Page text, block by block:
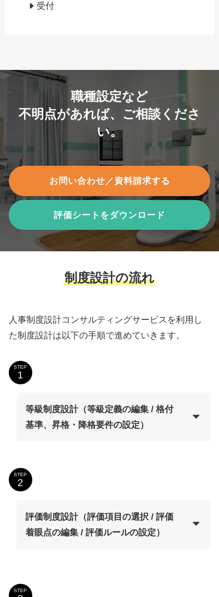
受付
職種設定など
不明点があれば、ご相談くださ
い。
お問い合わせ／資料請求する
評価シートをダウンロード
制度設計の流れ
人事制度設計コンサルティングサービスを利用し
た制度設計は以下の手順で進めていきます。
STEP
等級制度設計（等級定義の編集 / 格付
基準、昇格・降格要件の設定）
STEP
評価制度設計（評価項目の選択 / 評価
着眼点の編集 / 評価ルールの設定）
STEP